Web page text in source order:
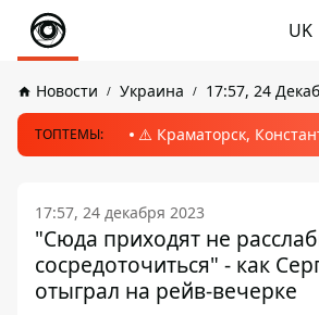
UK
Новости Украина 17:57, 24
ТОПТЕМЫ: ⚠️ Краматорск,
17:57, 24 декабря 2023
"Сюда приходят не
сосредоточиться" - как
отыграл на рейв-вечерке